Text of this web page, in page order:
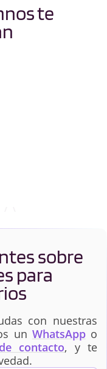
te
sobre
para
con nuestras
un WhatsAppo
contacto, y te